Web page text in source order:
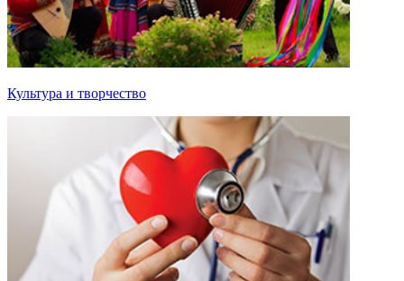
Культура и творчество